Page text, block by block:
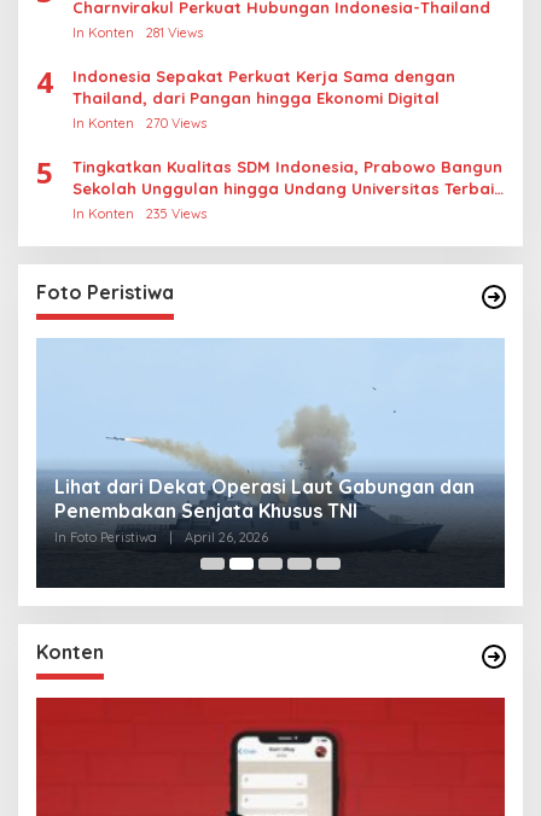
Charnvirakul Perkuat Hubungan Indonesia-Thailand
In Konten 281 Views
4
Indonesia Sepakat Perkuat Kerja Sama dengan
Thailand, dari Pangan hingga Ekonomi Digital
In Konten 270 Views
5
Tingkatkan Kualitas SDM Indonesia, Prabowo Bangun
Sekolah Unggulan hingga Undang Universitas Terbaik
Dunia
In Konten 235 Views
Foto Peristiwa
Lihat dari Dekat Operasi Laut Gabungan dan
Penembakan Senjata Khusus TNI
In Foto Peristiwa April 26, 2026
Konten